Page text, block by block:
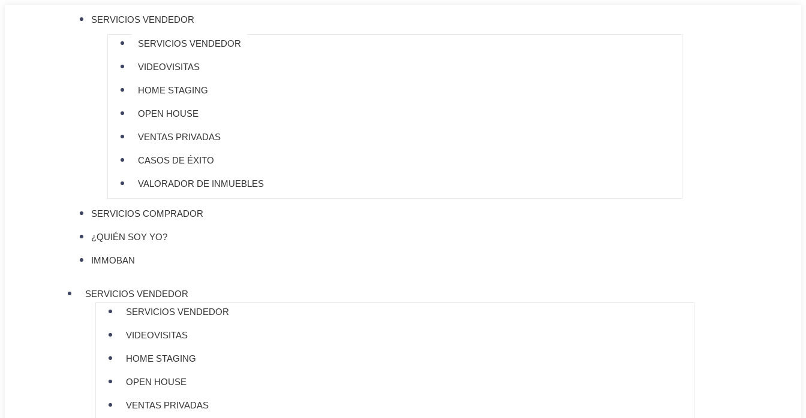
SERVICIOS VENDEDOR
SERVICIOS VENDEDOR
VIDEOVISITAS
HOME STAGING
OPEN HOUSE
VENTAS PRIVADAS
CASOS DE ÉXITO
VALORADOR DE INMUEBLES
SERVICIOS COMPRADOR
¿QUIÉN SOY YO?
IMMOBAN
SERVICIOS VENDEDOR
SERVICIOS VENDEDOR
VIDEOVISITAS
HOME STAGING
OPEN HOUSE
VENTAS PRIVADAS